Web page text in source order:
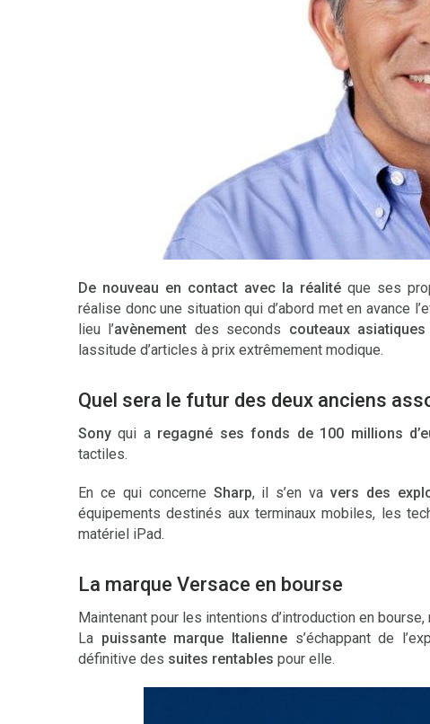
De nouveau en contact avec la réalité que ses
réalise donc une situation qui d’abord met en avance
lieu l’avènement des seconds couteaux asiatiques
lassitude d’articles à prix extrêmement modique.
Quel sera le futur des deux anciens
Sony qui a regagné ses fonds de 100 millions
tactiles.
En ce qui concerne Sharp, il s’en vavers des
équipements destinés aux terminaux mobiles, les
matériel iPad.
La marque Versace en bourse
Maintenant pour les intentions d’introduction en
La puissante marque Italiennes’échappant de
définitive des suites rentables pour elle.